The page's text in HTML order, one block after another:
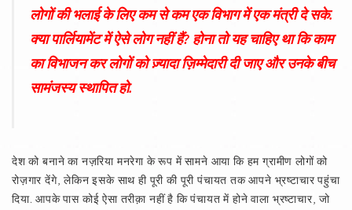
लोगों की भलाई के लिए कम से कम एक विभाग में एक मंत्री दे सके.
क्या पार्लियामेंट में ऐसे लोग नहीं हैं? होना तो यह चाहिए था कि काम
का विभाजन कर लोगों को ज़्यादा ज़िम्मेदारी दी जाए और उनके बीच
सामंजस्य स्थापित हो.
देश को बनाने का नज़रिया मनरेगा के रूप में सामने आया कि हम ग्रामीण लोगों को
रोज़गार देंगे, लेकिन इसके साथ ही पूरी की पूरी पंचायत तक आपने भ्रष्टाचार पहुंचा
दिया. आपके पास कोई ऐसा तरीक़ा नहीं है कि पंचायत में होने वाला भ्रष्टाचार, जो